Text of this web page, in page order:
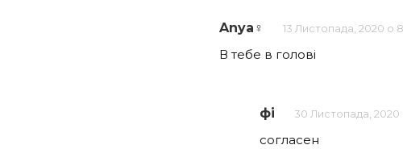
Anya‍♀️ 13 Листопада, 2020 о
В тебе в голові
фі 30 Листопада, 2020
согласен